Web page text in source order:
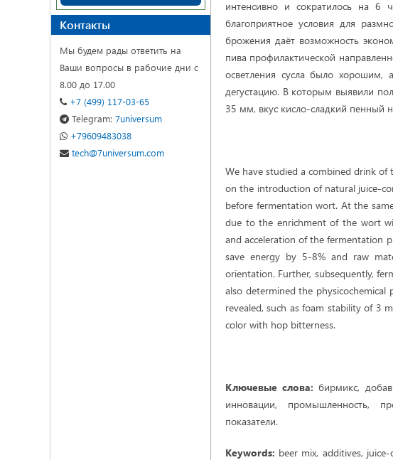
интенсивно и сократилось на 6
благоприятное условия для
брожения даёт возможность
пива профилактической
осветления сусла было хорошим,
дегустацию. В которым выявили
35 мм, вкус кисло-сладкий пенный
We have studied a combined drink
on the introduction of natural juice-
before fermentation wort. At the
due to the enrichment of the wort
and acceleration of the fermentation
save energy by 5-8% and raw
orientation. Further, subsequently,
also determined the
revealed, such as foam stability of 3
color with hop bitterness.
Ключевые слова:бирмикс,
инновации, промышленность,
показатели.
Keywords: beer mix, additives,
Контакты
Мы будем рады ответить на
Ваши вопросы в рабочие дни с
8.00 до 17.00
+7 (499) 117-03-65
Telegram: 7universum
+79609483038
tech@7universum.com